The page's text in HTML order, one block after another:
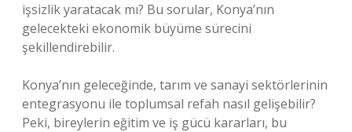
işsizlik yaratacak mı? Bu sorular, Konya’nın
gelecekteki ekonomik büyüme sürecini
şekillendirebilir.
Konya’nın geleceğinde, tarım ve sanayi sektörlerinin
entegrasyonu ile toplumsal refah nasıl gelişebilir?
Peki, bireylerin eğitim ve iş gücü kararları, bu